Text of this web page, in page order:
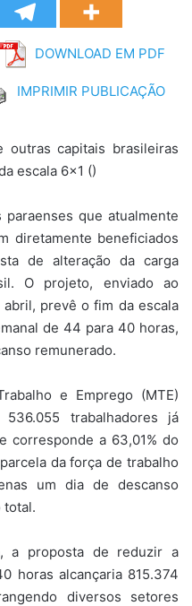
DOWNLOAD EM PDF
IMPRIMIR PUBLICAÇÃO
outras capitais brasileiras
escala 6×1 ()
que atualmente
diretamente beneficiados
de alteração da carga
O projeto, enviado ao
prevê o fim da escala
de 44 para 40 horas,
remunerado.
e Emprego (MTE)
trabalhadores já
corresponde a 63,01% do
da força de trabalho
um dia de descanso
total.
a proposta de reduzir a
horas alcançaria 815.374
diversos setores